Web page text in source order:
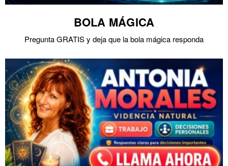
BOLA MÁGICA
Pregunta GRATIS y deja que la bola mágica responda